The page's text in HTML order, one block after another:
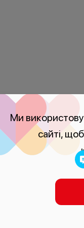
Ми
сайті,